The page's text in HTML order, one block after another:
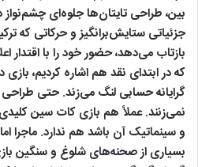
جزئیاتی ستایش‌برانگیز و حرکاتی که
بازتاب می‌دهد، حضور خود را با اقتدار
که در ابتدای نقد هم اشاره کردیم، بازی
گرایانه حسابی لنگ می‌زند. حتی
نمی‌زنند. عملاً هم بازی کات سین
و سینماتیک آن باشد هم ندارد. ماجرا
بسیاری از صحنه‌های شلوغ و سنگین